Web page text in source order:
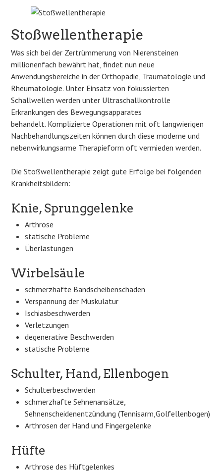
Stoßwellentherapie
Was sich bei der Zertrümmerung von Nierensteinen
millionenfach bewährt hat, findet nun neue
Anwendungsbereiche in der Orthopädie, Traumatologie und
Rheumatologie. Unter Einsatz von fokussierten
Schallwellen werden unter Ultraschallkontrolle
Erkrankungen des Bewegungsapparates
behandelt. Komplizierte Operationen mit oft langwierigen
Nachbehandlungszeiten können durch diese moderne und
nebenwirkungsarme Therapieform oft vermieden werden.
Die Stoßwellentherapie zeigt gute Erfolge bei folgenden
Krankheitsbildern:
Knie, Sprunggelenke
Arthrose
statische Probleme
Überlastungen
Wirbelsäule
schmerzhafte Bandscheibenschäden
Verspannung der Muskulatur
Ischiasbeschwerden
Verletzungen
degenerative Beschwerden
statische Probleme
Schulter, Hand, Ellenbogen
Schulterbeschwerden
schmerzhafte Sehnenansätze,
Sehnenscheidenentzündung (Tennisarm,Golfellenbogen)
Arthrosen der Hand und Fingergelenke
Hüfte
Arthrose des Hüftgelenkes